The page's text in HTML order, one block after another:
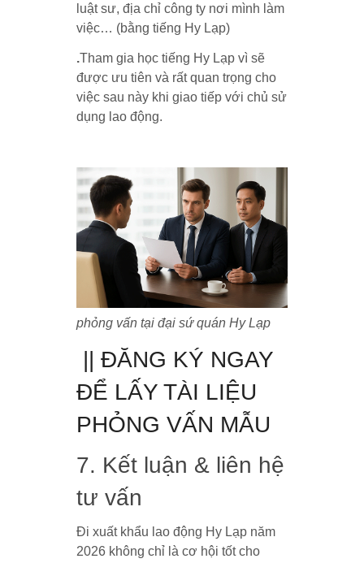
luật sư, địa chỉ công ty nơi mình làm
việc… (bằng tiếng Hy Lạp)
.Tham gia học tiếng Hy Lạp vì sẽ
được ưu tiên và rất quan trọng cho
việc sau này khi giao tiếp với chủ sử
dụng lao động.
phỏng vấn tại đại sứ quán Hy Lạp
|| ĐĂNG KÝ NGAY
ĐỂ LẤY TÀI LIỆU
PHỎNG VẤN MẪU
7. Kết luận & liên hệ
tư vấn
Đi xuất khẩu lao động Hy Lạp năm
2026 không chỉ là cơ hội tốt cho